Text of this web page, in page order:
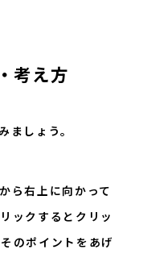
考え方
ましょう。
ら右上に向かって
ックするとクリッ
のポイントをあげ